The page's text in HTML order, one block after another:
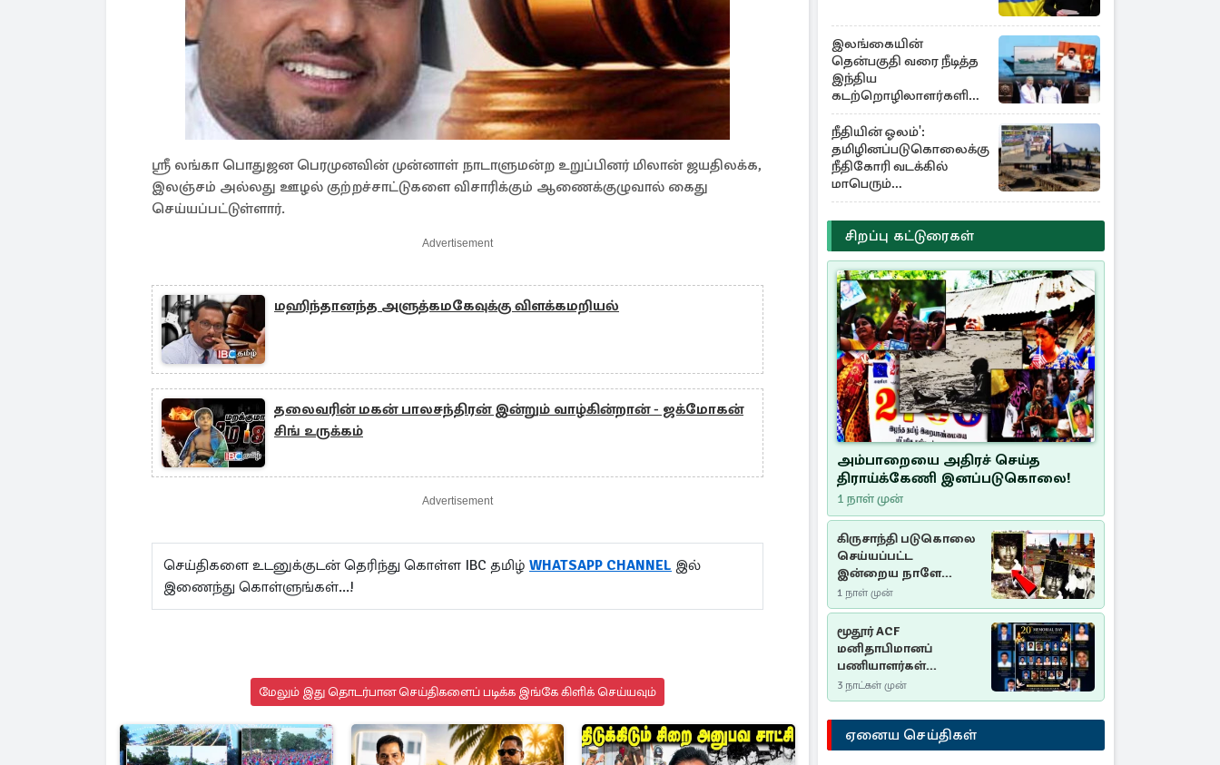
ஸ்ரீ லங்கா பொதுஜன பெரமுனவின் முன்னாள் நாடாளுமன்ற உறுப்பினர் மிலான் ஜயதிலக்க,
இலஞ்சம் அல்லது ஊழல் குற்றச்சாட்டுகளை விசாரிக்கும் ஆணைக்குழுவால் கைது
செய்யப்பட்டுள்ளார்.
Advertisement
மஹிந்தானந்த அளுத்கமகேவுக்கு விளக்கமறியல்
தலைவரின் மகன் பாலசந்திரன் இன்றும் வாழ்கின்றான் - ஜக்மோகன்
சிங் உருக்கம்
Advertisement
செய்திகளை உடனுக்குடன் தெரிந்து கொள்ள IBC தமிழ் WHATSAPP CHANNEL இல்
இணைந்து கொள்ளுங்கள்...!
மேலும் இது தொடர்பான செய்திகளைப் படிக்க இங்கே கிளிக் செய்யவும்
இலங்கையின்
தென்பகுதி வரை நீடித்த
இந்திய
கடற்றொழிலாளர்களின்
ஊடுருவல்
நீதியின் ஓலம்':
தமிழினப்படுகொலைக்கு
நீதிகோரி வடக்கில்
மாபெரும்
கவனயீர்ப்புப்போராட்டம்
சிறப்பு கட்டுரைகள்
அம்பாறையை அதிரச் செய்த
திராய்க்கேணி இனப்படுகொலை!
1 நாள் முன்
கிருசாந்தி படுகொலை
செய்யப்பட்ட
இன்றைய நாளே
செம்மணி
இனப்படுகொலை
தினம்…!
1 நாள் முன்
மூதூர் ACF
மனிதாபிமானப்
பணியாளர்கள்
படுகொலை (2006): 20
ஆண்டுகளாகியும் நீதி
மறுக்கப்பட்ட
மனிதாபிமானப்
பேரவலம்
3 நாட்கள் முன்
ஏனைய செய்திகள்